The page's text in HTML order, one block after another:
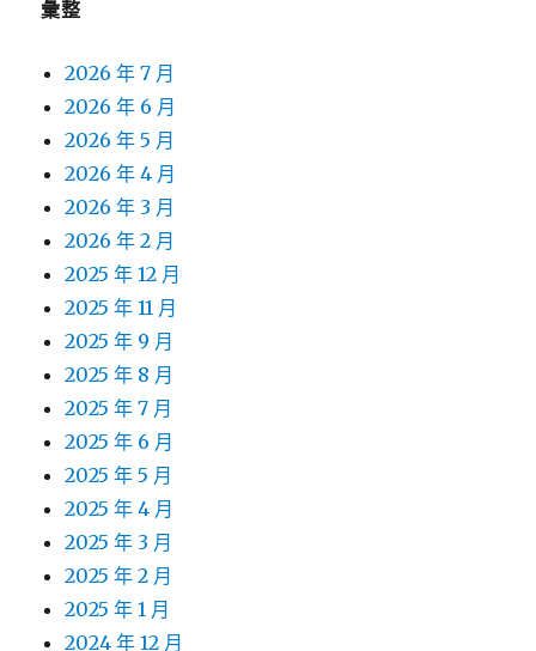
彙整
2026 年 7 月
2026 年 6 月
2026 年 5 月
2026 年 4 月
2026 年 3 月
2026 年 2 月
2025 年 12 月
2025 年 11 月
2025 年 9 月
2025 年 8 月
2025 年 7 月
2025 年 6 月
2025 年 5 月
2025 年 4 月
2025 年 3 月
2025 年 2 月
2025 年 1 月
2024 年 12 月